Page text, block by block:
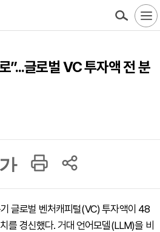
글로벌 VC 투자액 전 분
가
글로벌 벤처캐피털(VC) 투자액이 48
를 경신했다. 거대 언어모델(LLM)을 비